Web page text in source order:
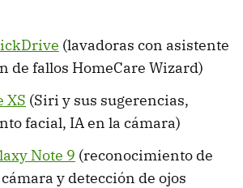
(lavadoras con asistente
de fallos HomeCare Wizard)
XS (Siri y sus sugerencias,
facial, IA en la cámara)
Note 9 (reconocimiento de
y detección de ojos